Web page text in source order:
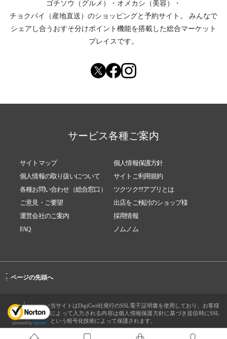
ゴチソウ（グルメ）
・ オメカシ（美容）
・
チョクバイ（産地直送） のショッピングと予約サイト。
みんなで
シェアし合う おすそ分けポイント機能を搭載した総合マーケット
プレイスです。
サービス各種ご案内
サイトマップ
個人情報保護方針
個人情報の取り扱いについて
サイトご利用規約
各種お問い合わせ（総合窓口）
ツクツク!!!アプリとは
ご意見・ご要望
出店をご検討のショップ様
運営会社のご案内
採用情報
FAQ
ノムノム
-
↑ ページの先頭へ
当サイトはDigiCert社発行のSSL電子証明書を使用しており、お客様
によって入力される内容は個人情報保護方針に基づき送信時にSSL
という暗号化技術によって保護されます。